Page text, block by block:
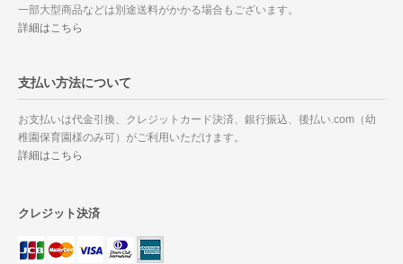
一部大型商品などは別途送料がかかる場合もございます。
詳細はこちら
支払い方法について
お支払いは代金引換、クレジットカード決済、銀行振込、後払い.com（幼
稚園保育園様のみ可）がご利用いただけます。
詳細はこちら
クレジット決済